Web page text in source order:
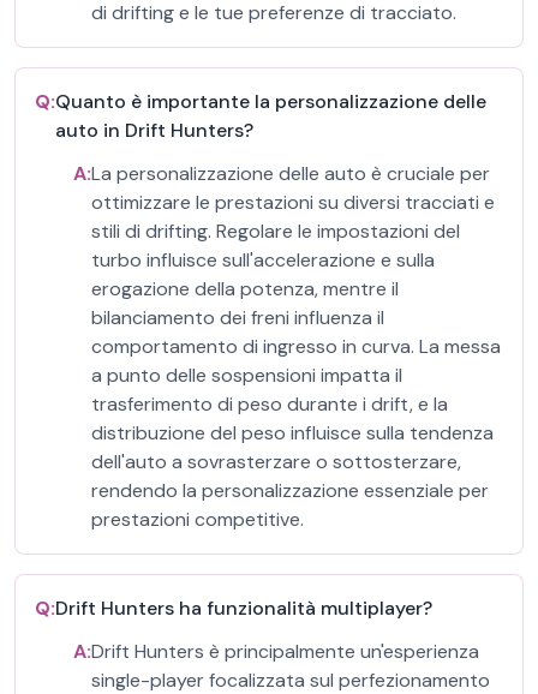
di drifting e le tue preferenze di tracciato.
Q:Quanto è importante la personalizzazione delle
auto in Drift Hunters?
A:La personalizzazione delle auto è cruciale per
ottimizzare le prestazioni su diversi tracciati e
stili di drifting. Regolare le impostazioni del
turbo influisce sull'accelerazione e sulla
erogazione della potenza, mentre il
bilanciamento dei freni influenza il
comportamento di ingresso in curva. La messa
a punto delle sospensioni impatta il
trasferimento di peso durante i drift, e la
distribuzione del peso influisce sulla tendenza
dell'auto a sovrasterzare o sottosterzare,
rendendo la personalizzazione essenziale per
prestazioni competitive.
Q:Drift Hunters ha funzionalità multiplayer?
A:Drift Hunters è principalmente un'esperienza
single-player focalizzata sul perfezionamento